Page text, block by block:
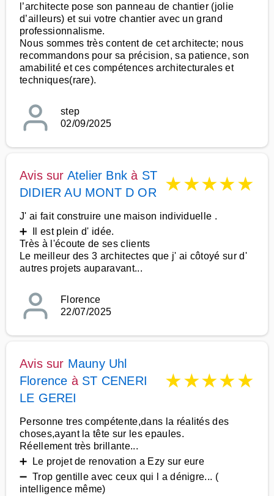
l’architecte pose son panneau de chantier (jolie
d’ailleurs) et sui votre chantier avec un grand
professionnalisme.
Nous sommes très content de cet architecte; nous
recommandons pour sa précision, sa patience, son
amabilité et ces compétences architecturales et
techniques(rare).
step
02/09/2025
Avis sur Atelier Bnk à ST
DIDIER AU MONT D OR
★★★★★
J' ai fait construire une maison individuelle .
➕ Il est plein d' idée.
Très à l'écoute de ses clients
Le meilleur des 3 architectes que j' ai côtoyé sur d'
autres projets auparavant...
Florence
22/07/2025
Avis sur Mauny Uhl
Florence à ST CENERI
LE GEREI
★★★★★
Personne tres compétente,dans la réalités des
choses,ayant la tête sur les epaules.
Réellement très brillante...
➕ Le projet de renovation a Ezy sur eure
➖ Trop gentille avec ceux qui l a dénigre... (
intelligence même)